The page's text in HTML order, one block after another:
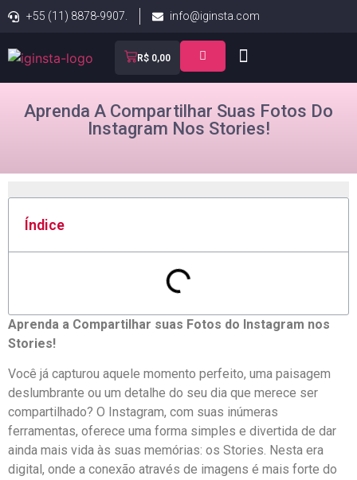
+55 (11) 8878-9907. info@iginsta.com
R$ 0,00
Aprenda A Compartilhar Suas Fotos Do
Instagram Nos Stories!
Índice
Aprenda a Compartilhar suas Fotos do Instagram nos​
Stories!
Você já capturou‍ aquele momento⁢ perfeito, uma paisagem
deslumbrante ou um detalhe‌ do seu dia que merece ser
compartilhado? O Instagram, com suas inúmeras
ferramentas, oferece uma forma simples e divertida de‌ dar
⁣ainda mais vida ‍às⁣ suas ​memórias:⁢ os ‍Stories. Nesta era
digital, onde a conexão através de imagens é mais⁣ forte do